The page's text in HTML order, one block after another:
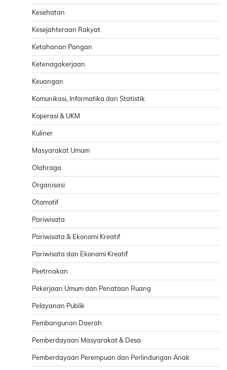
Kesehatan
Kesejahteraan Rakyat
Ketahanan Pangan
Ketenagakerjaan
Keuangan
Komunikasi, Informatika dan Statistik
Koperasi & UKM
Kuliner
Masyarakat Umum
Olahraga
Organisasi
Otomotif
Pariwisata
Pariwisata & Ekonomi Kreatif
Pariwisata dan Ekonomi Kreatif
Peetrnakan
Pekerjaan Umum dan Penataan Ruang
Pelayanan Publik
Pembangunan Daerah
Pemberdayaan Masyarakat & Desa
Pemberdayaan Perempuan dan Perlindungan Anak